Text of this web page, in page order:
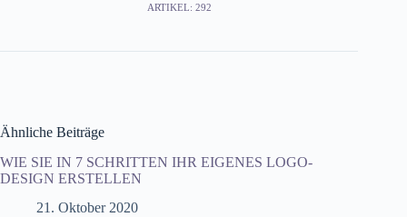
ARTIKEL: 292
Ähnliche Beiträge
WIE SIE IN 7 SCHRITTEN IHR EIGENES LOGO-
DESIGN ERSTELLEN
21. Oktober 2020